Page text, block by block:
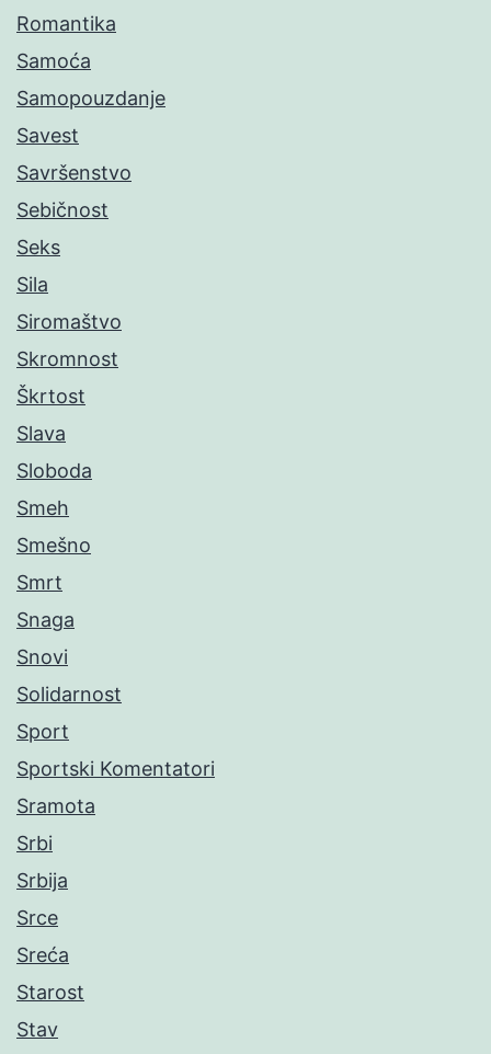
Romantika
Samoća
Samopouzdanje
Savest
Savršenstvo
Sebičnost
Seks
Sila
Siromaštvo
Skromnost
Škrtost
Slava
Sloboda
Smeh
Smešno
Smrt
Snaga
Snovi
Solidarnost
Sport
Sportski Komentatori
Sramota
Srbi
Srbija
Srce
Sreća
Starost
Stav